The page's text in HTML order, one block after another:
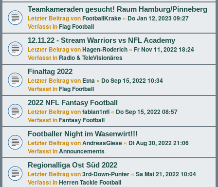
Teamkameraden gesucht! Raum Hamburg/Pinneberg
Letzter Beitrag von FootballKrake « Do Jan 12, 2023 09:27
Verfasst in Flag Football
12.11.22 - Stream Warriors vs NFL Academy
Letzter Beitrag vonHagen-Roderich « Fr Nov 11, 2022 18:24
Verfasst in Radio & TeleVisionäres
Finaltag 2022
Letzter Beitrag von Etna « Do Sep 15, 2022 10:34
Verfasst in Flag Football
2022 NFL Fantasy Football
Letzter Beitrag vonfabian1nfl « Do Sep 15, 2022 08:57
Verfasst in Fantasy Football
Footballer Night im Wasenwirt!!!
Letzter Beitrag vonAndreasGiese « Di Aug 30, 2022 21:06
Verfasst inAnnouncements
Regionalliga Ost Süd 2022
Letzter Beitrag von3rd-Down-Punter « Sa Mai 21, 2022 10:04
Verfasst inHerren Tackle Football